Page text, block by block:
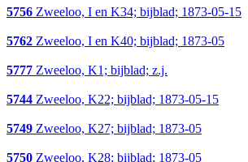
5756 Zweeloo, I en K34; bijblad; 1873-05-15
5762 Zweeloo, I en K40; bijblad; 1873-05
5777 Zweeloo, K1; bijblad; z.j.
5744 Zweeloo, K22; bijblad; 1873-05-15
5749 Zweeloo, K27; bijblad; 1873-05
5750 Zweeloo, K28; bijblad; 1873-05